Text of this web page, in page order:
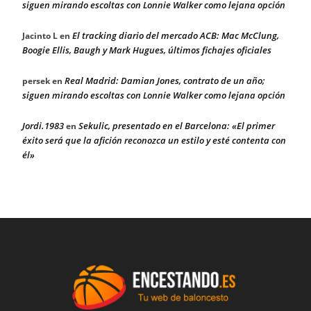
siguen mirando escoltas con Lonnie Walker como lejana opción
Jacinto Len El tracking diario del mercado ACB: Mac McClung,
Boogie Ellis, Baugh y Mark Hugues, últimos fichajes oficiales
perseken Real Madrid: Damian Jones, contrato de un año;
siguen mirando escoltas con Lonnie Walker como lejana opción
Jordi.1983en Sekulic, presentado en el Barcelona: «El primer
éxito será que la afición reconozca un estilo y esté contenta con
él»